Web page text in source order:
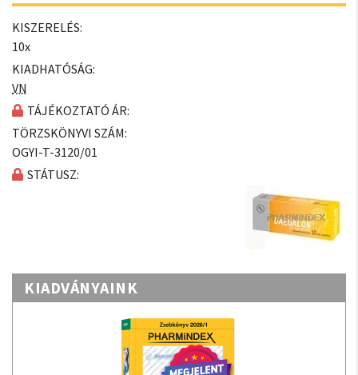
KISZERELÉS:
10x
KIADHATÓSÁG:
VN
TÁJÉKOZTATÓ ÁR:
TÖRZSKÖNYVI SZÁM:
OGYI-T-3120/01
STÁTUSZ:
KIADVÁNYAINK